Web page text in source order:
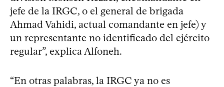
jefe de la IRGC, o el general de brigada
Ahmad Vahidi, actual comandante en jefe) y
un representante no identificado del ejército
regular”, explica Alfoneh.
“En otras palabras, la IRGC ya no es